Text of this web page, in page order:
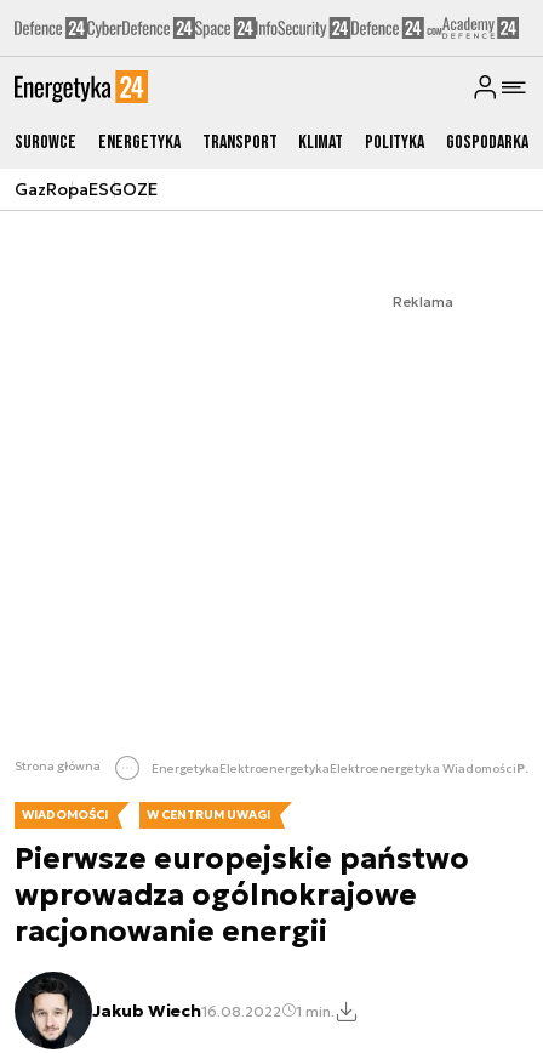
Surowce Energetyka Transport Klimat Polityka Gospodarka
GazRopaESGOZE
Reklama
Strona główna EnergetykaElektroenergetykaElektroenergetyka Wiadomości
WIADOMOŚCI W CENTRUM UWAGI
Pierwsze europejskie państwo
wprowadza ogólnokrajowe
racjonowanie energii
Jakub Wiech16.08.2022 1 min.